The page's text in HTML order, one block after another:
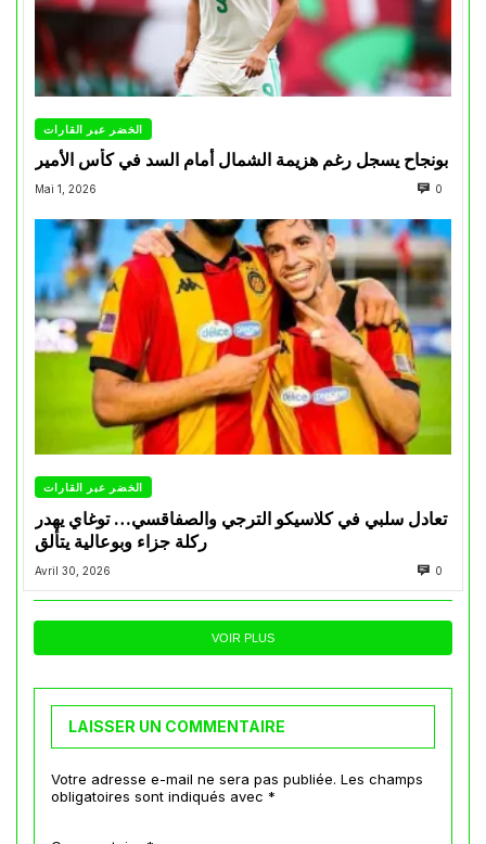
الخضر عبر القارات
بونجاح يسجل رغم هزيمة الشمال أمام السد في كأس الأمير
Mai 1, 2026 0
الخضر عبر القارات
تعادل سلبي في كلاسيكو الترجي والصفاقسي… توغاي يهدر
ركلة جزاء وبوعالية يتألق
Avril 30, 2026 0
VOIR PLUS
LAISSER UN COMMENTAIRE
Votre adresse e-mail ne sera pas publiée. Les champs
obligatoires sont indiqués avec *